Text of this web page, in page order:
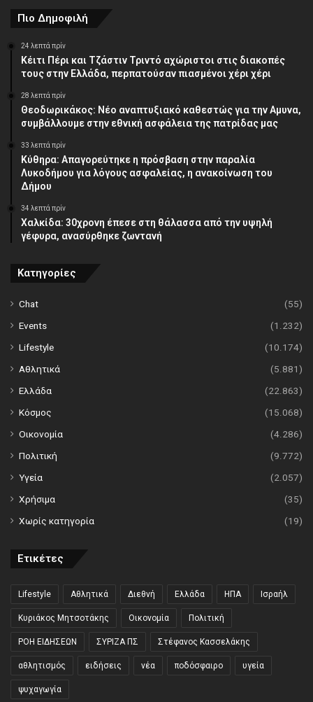
Πιο Δημοφιλή
24 λεπτά πρίν
Κέιτι Πέρι και Τζάστιν Τριντό αχώριστοι στις διακοπές
τους στην Ελλάδα, περπατούσαν πιασμένοι χέρι χέρι
28 λεπτά πρίν
Θεοδωρικάκος: Νέο αναπτυξιακό καθεστώς για την Αμυνα,
συμβάλλουμε στην εθνική ασφάλεια της πατρίδας μας
33 λεπτά πρίν
Κύθηρα: Απαγορεύτηκε η πρόσβαση στην παραλία
Λυκοδήμου για λόγους ασφαλείας, η ανακοίνωση του
Δήμου
34 λεπτά πρίν
Χαλκίδα: 30χρονη έπεσε στη θάλασσα από την υψηλή
γέφυρα, ανασύρθηκε ζωντανή
Κατηγορίες
Chat
(55)
Events
(1.232)
Lifestyle
(10.174)
Αθλητικά
(5.881)
Ελλάδα
(22.863)
Κόσμος
(15.068)
Οικονομία
(4.286)
Πολιτική
(9.772)
Υγεία
(2.057)
Χρήσιμα
(35)
Χωρίς κατηγορία
(19)
Ετικέτες
Lifestyle Αθλητικά Διεθνή Ελλάδα ΗΠΑ Ισραήλ
Κυριάκος Μητσοτάκης Οικονομία Πολιτική
ΡΟΗ ΕΙΔΗΣΕΩΝ ΣΥΡΙΖΑ ΠΣ Στέφανος Κασσελάκης
αθλητισμός ειδήσεις νέα ποδόσφαιρο υγεία
ψυχαγωγία